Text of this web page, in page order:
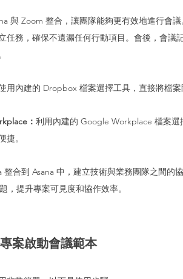
與 Zoom 整合，讓團隊能夠更有效地進行會
任務，確保不遺漏任何行動項目。會後，會議
用內建的 Dropbox 檔案選擇工具，直接將檔案
： 利用內建的 Google Workplace 檔案
捷。
整合到 Asana 中，建立技術與業務團隊之間的
，提升專案可見度和協作效率。
案啟動會議範本